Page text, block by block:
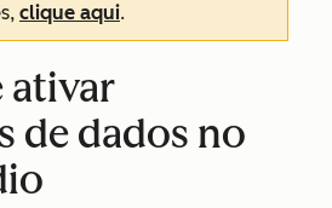
clique aqui.
ativar
de dados no